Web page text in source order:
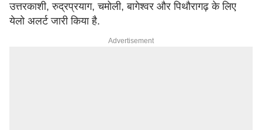
उत्तरकाशी, रुद्रप्रयाग, चमोली, बागेश्वर और पिथौरागढ़ के लिए
येलो अलर्ट जारी किया है.
Advertisement